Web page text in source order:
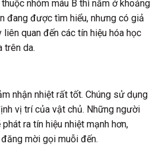
nhóm máu B thì nằm ở khoảng
đang được tìm hiểu, nhưng có giả
quan đến các tín hiệu hóa học
trên da.
nhận nhiệt rất tốt. Chúng sử dụng
vị trí của vật chủ. Những người
ra tín hiệu nhiệt mạnh hơn,
mời gọi muỗi đến.